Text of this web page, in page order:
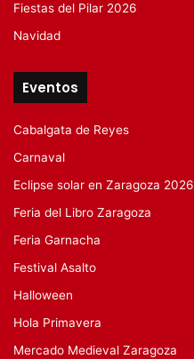
Fiestas del Pilar 2026
Navidad
Eventos
Cabalgata de Reyes
Carnaval
Eclipse solar en Zaragoza 2026
Feria del Libro Zaragoza
Feria Garnacha
Festival Asalto
Halloween
Hola Primavera
Mercado Medieval Zaragoza